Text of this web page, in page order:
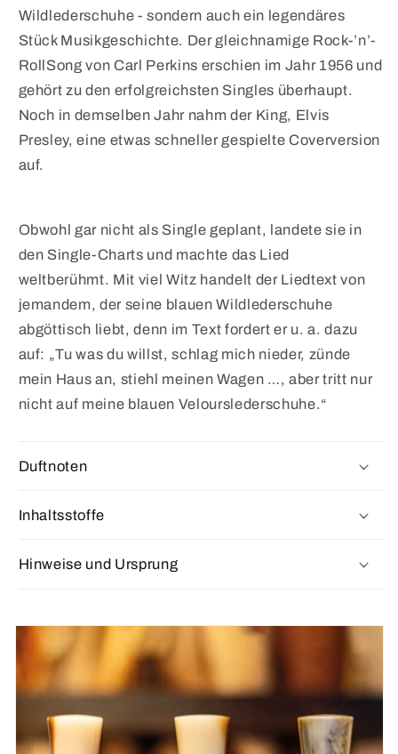
Wildlederschuhe - sondern auch ein legendäres
Stück Musikgeschichte. Der gleichnamige Rock-’n’-
RollSong von Carl Perkins erschien im Jahr 1956 und
gehört zu den erfolgreichsten Singles überhaupt.
Noch in demselben Jahr nahm der King, Elvis
Presley, eine etwas schneller gespielte Coverversion
auf.
Obwohl gar nicht als Single geplant, landete sie in
den Single-Charts und machte das Lied
weltberühmt. Mit viel Witz handelt der Liedtext von
jemandem, der seine blauen Wildlederschuhe
abgöttisch liebt, denn im Text fordert er u. a. dazu
auf: „Tu was du willst, schlag mich nieder, zünde
mein Haus an, stiehl meinen Wagen …, aber tritt nur
nicht auf meine blauen Velourslederschuhe.“
Duftnoten
Inhaltsstoffe
Hinweise und Ursprung